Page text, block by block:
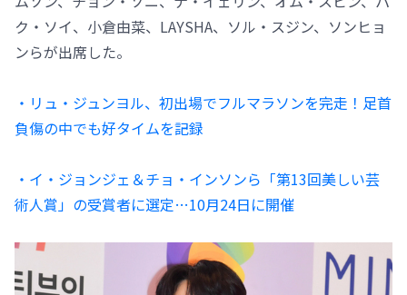
ク・ソイ、小倉由菜、LAYSHA、ソル・スジン、ソンヒョ
ンらが出席した。
・リュ・ジュンヨル、初出場でフルマラソンを完走！足首
負傷の中でも好タイムを記録
・イ・ジョンジェ＆チョ・インソンら「第13回美しい芸
術人賞」の受賞者に選定…10月24日に開催